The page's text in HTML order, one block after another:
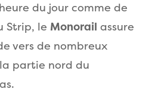
du jour comme de
Strip, le Monorail assure
vers de nombreux
partie nord du